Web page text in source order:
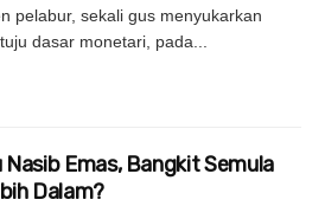
pelabur, sekali gus menyukarkan
dasar monetari, pada...
Emas, Bangkit Semula
Dalam?